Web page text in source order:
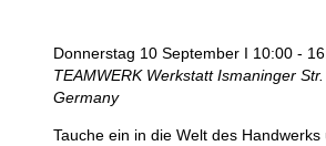
Donnerstag 10 September I 10:00 -
TEAMWERK WerkstattIsmaninger Str.
Germany
Tauche ein in die Welt des